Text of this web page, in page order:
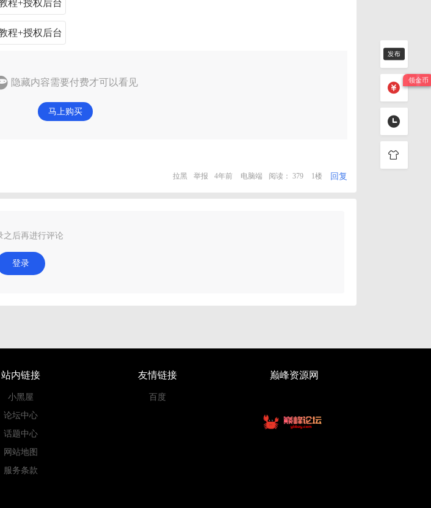
隐藏内容需要付费才可以看见
马上购买
拉黑 举报 4年前 电脑端 阅读： 379 1楼 回复
之后再进行评论
登录
站内链接
小黑屋
论坛中心
话题中心
网站地图
服务条款
友情链接
百度
巅峰资源网